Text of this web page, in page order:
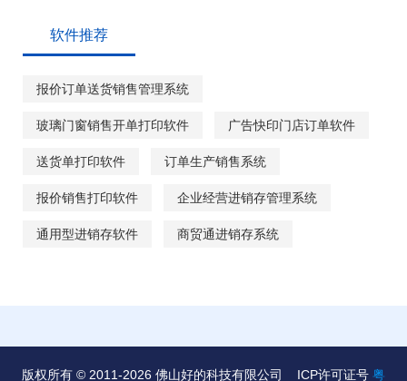
软件推荐
报价订单送货销售管理系统
玻璃门窗销售开单打印软件 广告快印门店订单软件
送货单打印软件 订单生产销售系统
报价销售打印软件 企业经营进销存管理系统
通用型进销存软件 商贸通进销存系统
版权所有 © 2011-2026 佛山好的科技有限公司 ICP许可证号 粤